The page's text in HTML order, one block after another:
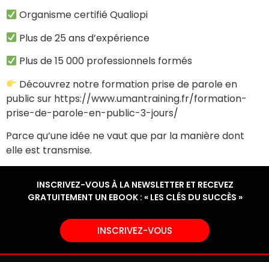
Organisme certifié Qualiopi
Plus de 25 ans d’expérience
Plus de 15 000 professionnels formés
Découvrez notre formation prise de parole en
public sur https://www.umantraining.fr/formation-
prise-de-parole-en-public-3-jours/
Parce qu’une idée ne vaut que par la manière dont
elle est transmise.
INSCRIVEZ-VOUS
INSCRIVEZ-VOUS À LA NEWSLETTER ET RECEVEZ
GRATUITEMENT UN EBOOK : « LES CLÉS DU SUCCÈS »